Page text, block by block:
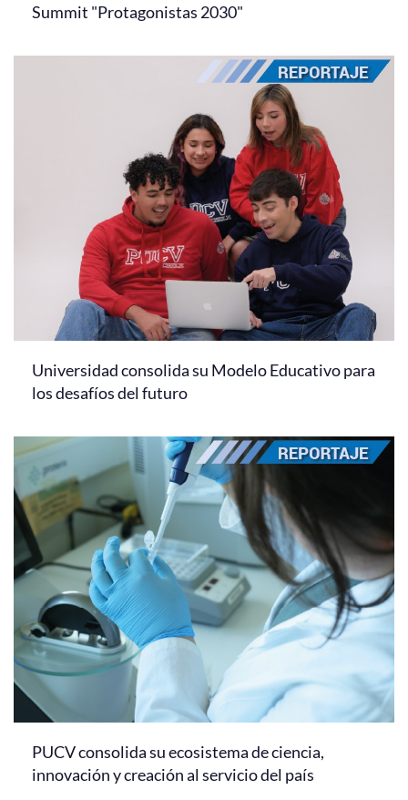
Summit "Protagonistas 2030"
Universidad consolida su Modelo Educativo para
los desafíos del futuro
PUCV consolida su ecosistema de ciencia,
innovación y creación al servicio del país